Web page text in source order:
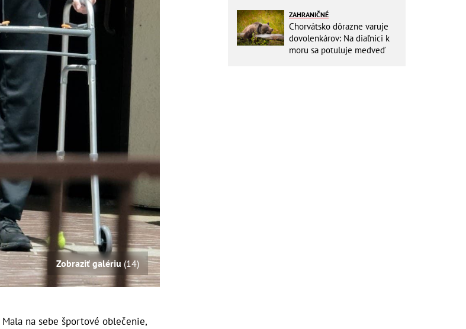
Zobraziť galériu (14)
Mala na sebe športové oblečenie,
ZAHRANIČNÉ
Chorvátsko dôrazne varuje
dovolenkárov: Na diaľnici k
moru sa potuluje medveď